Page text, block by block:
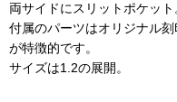
両サイドにスリットポケット
付属のパーツはオリジナル
が特徴的です。
サイズは1.2の展開。